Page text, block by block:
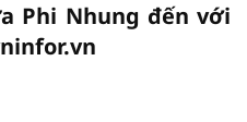
Phi Nhung đến với